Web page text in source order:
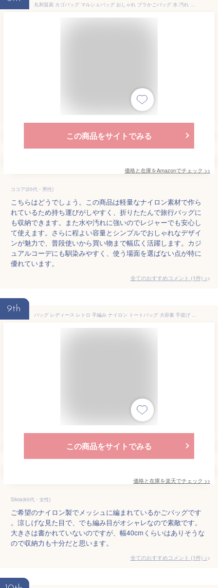
丸和貿易 カゴバッグ マルシェバッグ おしゃれ プラかごバッグ 水 汚れ 強い 速乾 買い物バッグ プール ランドリー ブラック プラリュクス
この商品をサイトでみる
価格と在庫をAmazonでチェック >>
ココア(20代・男性)
こちらはどうでしょう。この商品は軽量なナイロン素材で作ら
れているため持ち運びがしやすく、折りたたんで旅行バッグに
も収納できます。また水や汚れに強いのでレジャーでも安心し
て使えます。さらに程よい容量とシンプルでおしゃれなデザイ
ンが魅力で、普段使いから買い物まで幅広く活躍します。カジ
ュアルコーデにも馴染みやすく、使う場面を選ばない点が特に
優れています。
全てのおすすめコメント (1件) >
9th
バッグ レディース レトロ 手編み ナイロン トートバッグ 大容量 手提げ 肩掛け 通勤 普段使い 透かし編み ブラック
この商品をサイトでみる
価格と在庫を楽天でチェック >>
Silvia(60代・女性)
ご希望のナイロン製でメッシュに編まれているかごバッグです
。涼しげな見た目で、でも編み目がオシャレなので素敵です。
大きさは書かれていないのですが、幅40cmくらいはありそうな
ので収納力も十分だと思います。
全てのおすすめコメント (1件) >